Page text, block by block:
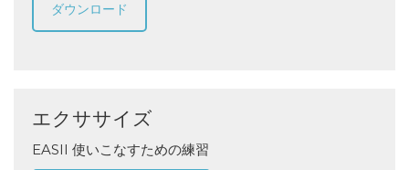
ダウンロード
エクササイズ
EASII 使いこなすための練習